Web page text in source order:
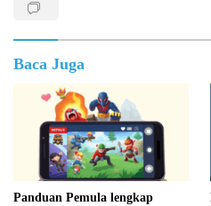
Baca Juga
Panduan Pemula lengkap